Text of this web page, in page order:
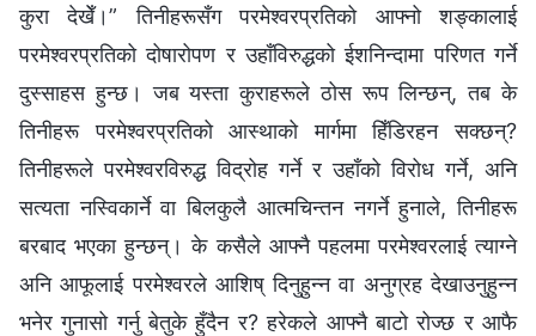
कुरा देखेँ।” तिनीहरूसँग परमेश्‍वरप्रतिको आफ्‍नो शङ्कालाई
परमेश्‍वरप्रतिको दोषारोपण र उहाँविरुद्धको ईशनिन्दामा परिणत गर्ने
दुस्साहस हुन्छ। जब यस्ता कुराहरूले ठोस रूप लिन्छन्, तब के
तिनीहरू परमेश्‍वरप्रतिको आस्थाको मार्गमा हिँडिरहन सक्छन्?
तिनीहरूले परमेश्‍वरविरुद्ध विद्रोह गर्ने र उहाँको विरोध गर्ने, अनि
सत्यता नस्विकार्ने वा बिलकुलै आत्मचिन्तन नगर्ने हुनाले, तिनीहरू
बरबाद भएका हुन्छन्। के कसैले आफ्नै पहलमा परमेश्‍वरलाई त्याग्‍ने
अनि आफूलाई परमेश्‍वरले आशिष् दिनुहुन्न वा अनुग्रह देखाउनुहुन्न
भनेर गुनासो गर्नु बेतुके हुँदैन र? हरेकले आफ्नै बाटो रोज्छ र आफै